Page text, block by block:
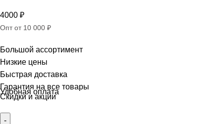
4000 ₽
Опт от 10 000 ₽
Большой ассортимент
Низкие цены
Быстрая доставка
Гарантия на все товары
Удобная оплата
Скидки и акции